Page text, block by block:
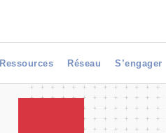
Ressources Réseau S’engager